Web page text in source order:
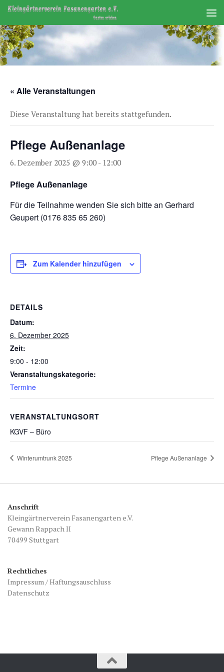
Zum Inhalt springen
« Alle Veranstaltungen
Diese Veranstaltung hat bereits stattgefunden.
Pflege Außenanlage
6. Dezember 2025 @ 9:00 - 12:00
Pflege Außenanlage
Für die Teilnahme wenden Sie sich bitte an Gerhard
Geupert (0176 835 65 260)
Zum Kalender hinzufügen
DETAILS
Datum:
6. Dezember 2025
Zeit:
9:00 - 12:00
Veranstaltungskategorie:
Termine
VERANSTALTUNGSORT
KGVF – Büro
Winterumtrunk 2025 Pflege Außenanlage
Anschrift
Kleingärtnerverein Fasanengarten e.V.
Gewann Rappach II
70499 Stuttgart
Rechtliches
Impressum / Haftungsauschluss
Datenschutz